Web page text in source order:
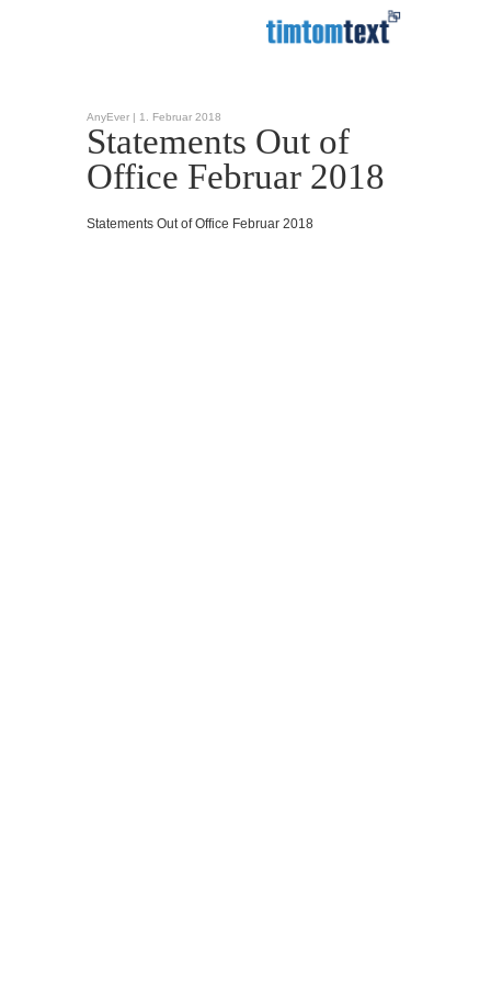
AnyEver | 1. Februar 2018
Statements Out of
Office Februar 2018
Statements Out of Office Februar 2018